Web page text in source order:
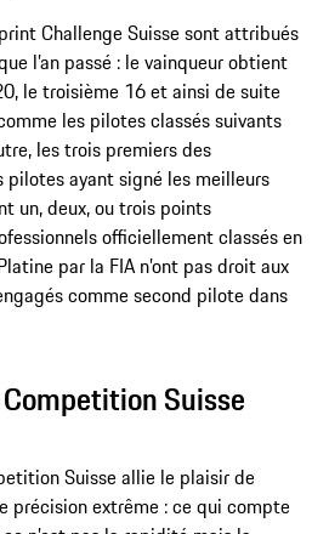
Challenge Suisse sont attribués
l’an passé : le vainqueur obtient
le troisième 16 et ainsi de suite
les pilotes classés suivants
les trois premiers des
ayant signé les meilleurs
un, deux, ou trois points
officiellement classés en
par la FIA n’ont pas droit aux
comme second pilote dans
Suisse
Suisse allie le plaisir de
précision extrême : ce qui compte